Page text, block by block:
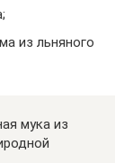
из льняного
мука из